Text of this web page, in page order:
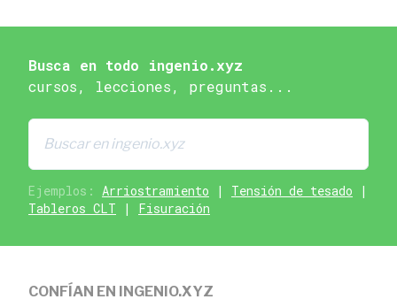
Busca en todo ingenio.xyz
cursos, lecciones, preguntas...
Ejemplos: Arriostramiento | Tensión de tesado |
Tableros CLT | Fisuración
CONFÍAN EN INGENIO.XYZ